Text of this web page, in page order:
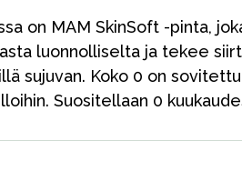
on MAM SkinSoft -pinta,
luonnolliselta ja tekee
sujuvan. Koko 0 on
Suositellaan 0